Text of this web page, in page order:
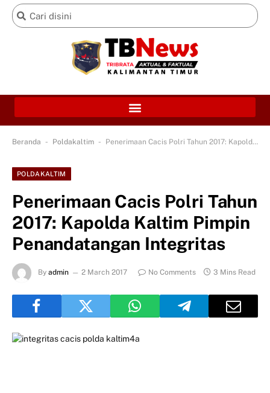
Beranda - Poldakaltim - Penerimaan Cacis Polri Tahun 2017: Kapolda Kaltim Pimpin Penandatangan Integritas
POLDAKALTIM
Penerimaan Cacis Polri Tahun
2017: Kapolda Kaltim Pimpin
Penandatangan Integritas
By admin 2 March 2017 No Comments 3 Mins Read